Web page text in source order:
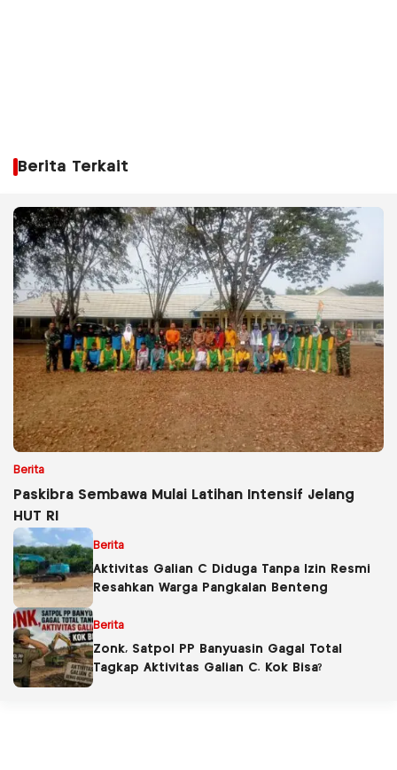
Berita Terkait
Berita
Paskibra Sembawa Mulai Latihan Intensif Jelang
HUT RI
Berita
Aktivitas Galian C Diduga Tanpa Izin Resmi
Resahkan Warga Pangkalan Benteng
Berita
Zonk, Satpol PP Banyuasin Gagal Total
Tagkap Aktivitas Galian C. Kok Bisa?